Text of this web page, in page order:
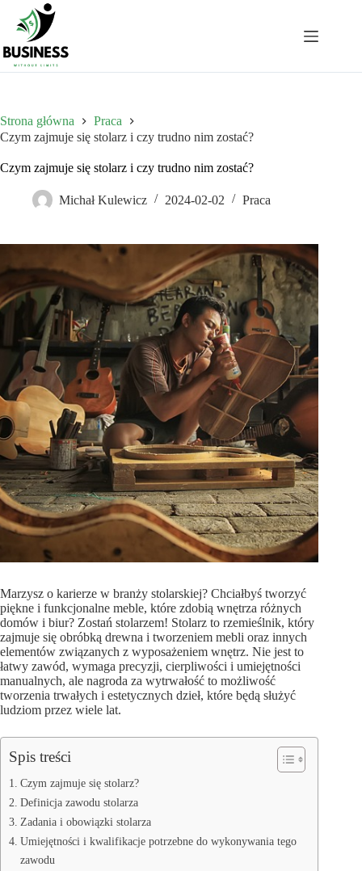
Przejdź
treści
Strona główna
Praca
Czym zajmuje się stolarz i czy trudno nim zostać?
Czym zajmuje się stolarz i czy trudno nim zostać?
Michał Kulewicz 2024-02-02 Praca
Marzysz o karierze w branży stolarskiej? Chciałbyś tworzyć
piękne i funkcjonalne meble, które zdobią wnętrza różnych
domów i biur? Zostań stolarzem! Stolarz to rzemieślnik, który
zajmuje się obróbką drewna i tworzeniem mebli oraz innych
elementów związanych z wyposażeniem wnętrz. Nie jest to
łatwy zawód, wymaga precyzji, cierpliwości i umiejętności
manualnych, ale nagroda za wytrwałość to możliwość
tworzenia trwałych i estetycznych dzieł, które będą służyć
ludziom przez wiele lat.
Spis treści
Czym zajmuje się stolarz?
Definicja zawodu stolarza
Zadania i obowiązki stolarza
Umiejętności i kwalifikacje potrzebne do wykonywania tego
zawodu